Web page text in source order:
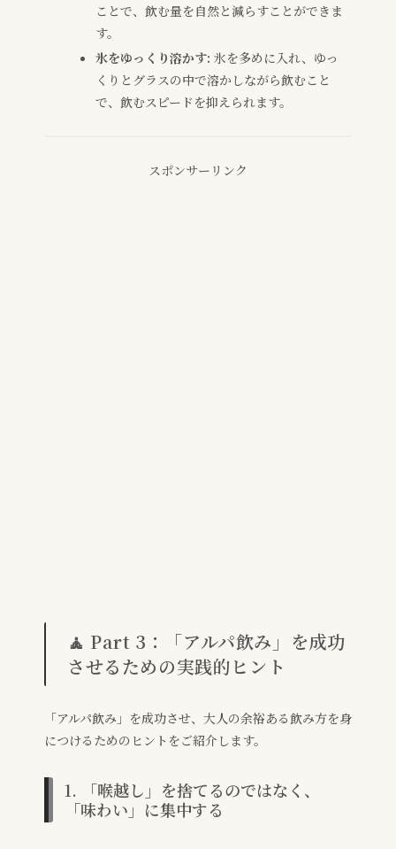
ことで、飲む量を自然と減らすことができま
す。
氷をゆっくり溶かす: 氷を多めに入れ、ゆっ
くりとグラスの中で溶かしながら飲むこと
で、飲むスピードを抑えられます。
スポンサーリンク
🧘 Part 3：「アルパ飲み」を成功
させるための実践的ヒント
「アルパ飲み」を成功させ、大人の余裕ある飲み方を身
につけるためのヒントをご紹介します。
1. 「喉越し」を捨てるのではなく、
「味わい」に集中する